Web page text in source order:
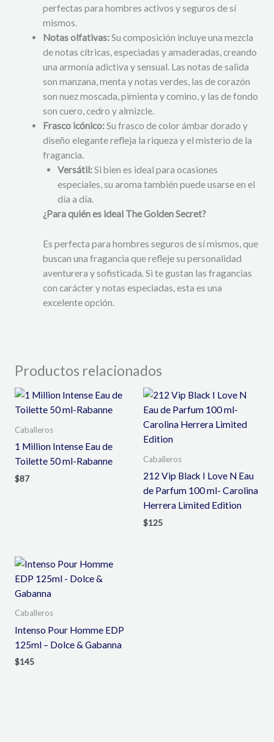
perfectas para hombres activos y seguros de sí
mismos.
Notas olfativas:Su composición incluye una mezcla
de notas cítricas, especiadas y amaderadas, creando
una armonía adictiva y sensual. Las notas de salida
son manzana, menta y notas verdes, las de corazón
son nuez moscada, pimienta y comino, y las de fondo
son cuero, cedro y almizcle.
Frasco icónico:Su frasco de color ámbar dorado y
diseño elegante refleja la riqueza y el misterio de la
fragancia.
Versátil:Si bien es ideal para ocasiones
especiales, su aroma también puede usarse en el
día a día.
¿Para quién es ideal The Golden Secret?
Es perfecta para hombres seguros de sí mismos, que
buscan una fragancia que refleje su personalidad
aventurera y sofisticada. Si te gustan las fragancias
con carácter y notas especiadas, esta es una
excelente opción.
Productos relacionados
Caballeros
1 Million Intense Eau de
Toilette 50 ml-Rabanne
$87
Caballeros
212 Vip Black I Love N Eau
de Parfum 100 ml- Carolina
Herrera Limited Edition
$125
Caballeros
Intenso Pour Homme EDP
125ml – Dolce & Gabanna
$145